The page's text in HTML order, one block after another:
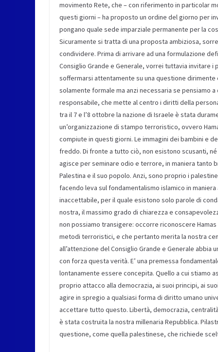
movimento Rete, che – con riferimento in particolar
questi giorni – ha proposto un ordine del giorno per
pongano quale sede imparziale permanente per la
Sicuramente si tratta di una proposta ambiziosa,
condividere. Prima di arrivare ad una formulazione
Consiglio Grande e Generale, vorrei tuttavia invitare
soffermarsi attentamente su una questione dirimente
solamente formale ma anzi necessaria se pensiamo
responsabile, che mette al centro i diritti della
tra il 7 e l’8 ottobre la nazione di Israele è stata
un’organizzazione di stampo terroristico, ovvero
compiute in questi giorni. Le immagini dei bambini e
freddo. Di fronte a tutto ciò, non esistono scusanti,
agisce per seminare odio e terrore, in maniera tanto
Palestina e il suo popolo. Anzi, sono proprio i
facendo leva sul fondamentalismo islamico in
inaccettabile, per il quale esistono solo parole di
nostra, il massimo grado di chiarezza e
non possiamo transigere: occorre riconoscere
metodi terroristici, e che pertanto merita la nostra
all’attenzione del Consiglio Grande e Generale abbia
con forza questa verità. E’ una premessa
lontanamente essere concepita. Quello a cui stiamo
proprio attacco alla democrazia, ai suoi principi, ai
agire in spregio a qualsiasi forma di diritto umano
accettare tutto questo. Libertà, democrazia,
è stata costruita la nostra millenaria Repubblica.
questione, come quella palestinese, che richiede